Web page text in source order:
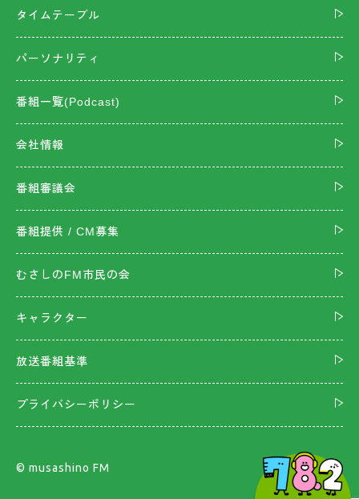
タイムテーブル
パーソナリティ
番組一覧(Podcast)
会社情報
番組審議会
番組提供 / CM募集
むさしのFM市民の会
キャラクター
放送番組基準
プライバシーポリシー
©︎ musashino FM